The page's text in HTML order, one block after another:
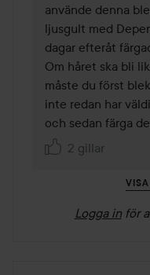
använde denna
ljusgult med
dagar efteråt
Om håret ska bli
måste du först
inte redan har
och sedan färga
2 gillar
Logga in för